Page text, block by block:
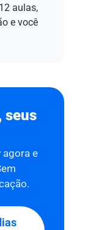
aulas,
e você
seus
agora e